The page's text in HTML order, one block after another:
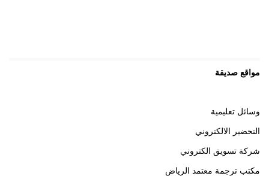
مواقع صديقة
وسائل تعليمية
التحضير الالكتروني
شركة تسويق الكتروني
مكتب ترجمة معتمد الرياض